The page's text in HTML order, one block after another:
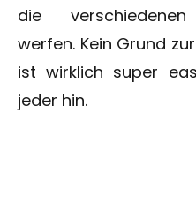
die verschiedenen
werfen. Kein Grund
ist wirklich super
jeder hin.